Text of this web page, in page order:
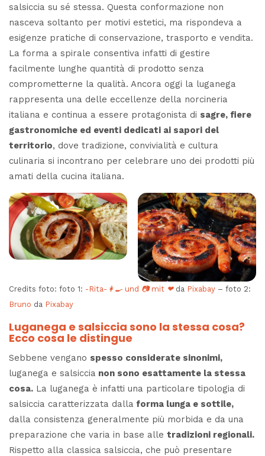
salsiccia su sé stessa. Questa conformazione non
nasceva soltanto per motivi estetici, ma rispondeva a
esigenze pratiche di conservazione, trasporto e vendita.
La forma a spirale consentiva infatti di gestire
facilmente lunghe quantità di prodotto senza
comprometterne la qualità. Ancora oggi la luganega
rappresenta una delle eccellenze della norcineria
italiana e continua a essere protagonista di sagre, fiere
gastronomiche ed eventi dedicati ai sapori del
territorio, dove tradizione, convivialità e cultura
culinaria si incontrano per celebrare uno dei prodotti più
amati della cucina italiana.
Credits foto: foto 1: -Rita-👩‍🍳 und 📷 mit ❤da Pixabay – foto 2:
Bruno da Pixabay
Luganega e salsiccia sono la stessa cosa?
Ecco cosa le distingue
Sebbene vengano spesso considerate sinonimi,
luganega e salsiccia non sono esattamente la stessa
cosa. La luganega è infatti una particolare tipologia di
salsiccia caratterizzata dalla forma lunga e sottile,
dalla consistenza generalmente più morbida e da una
preparazione che varia in base alle tradizioni regionali.
Rispetto alla classica salsiccia, che può presentare